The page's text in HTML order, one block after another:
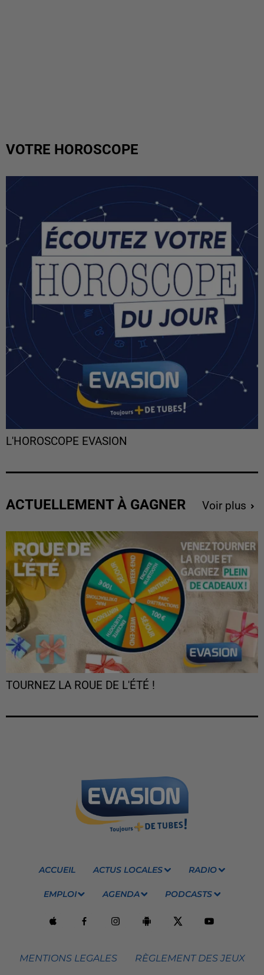
VOTRE HOROSCOPE
L'HOROSCOPE EVASION
ACTUELLEMENT À GAGNER Voir plus
TOURNEZ LA ROUE DE L'ÉTÉ !
ACCUEIL ACTUS LOCALES RADIO
EMPLOI AGENDA PODCASTS
MENTIONS LEGALES RÈGLEMENT DES JEUX